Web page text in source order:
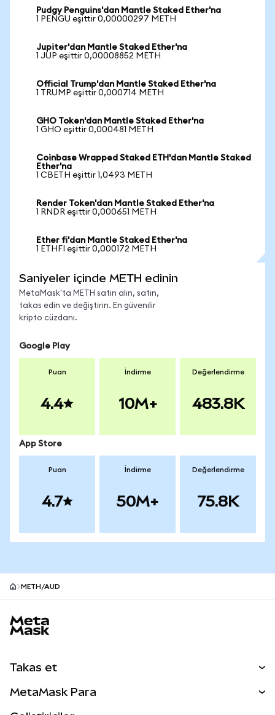
Pudgy Penguins'dan Mantle Staked Ether'na
1 PENGU eşittir 0,00000297 METH
Jupiter'dan Mantle Staked Ether'na
1 JUP eşittir 0,00008852 METH
Official Trump'dan Mantle Staked Ether'na
1 TRUMP eşittir 0,000714 METH
GHO Token'dan Mantle Staked Ether'na
1 GHO eşittir 0,000481 METH
Coinbase Wrapped Staked ETH'dan Mantle Staked
Ether'na
1 CBETH eşittir 1,0493 METH
Render Token'dan Mantle Staked Ether'na
1 RNDR eşittir 0,000651 METH
Ether fi'dan Mantle Staked Ether'na
1 ETHFI eşittir 0,000172 METH
Saniyeler içinde METH edinin
MetaMask'ta METH satın alın, satın,
takas edin ve değiştirin. En güvenilir
kripto cüzdanı.
Google Play
Puan
4.4
İndirme
10M+
Değerlendirme
483.8K
App Store
Puan
4.7
İndirme
50M+
Değerlendirme
75.8K
METH/AUD
Takas et
MetaMask Para